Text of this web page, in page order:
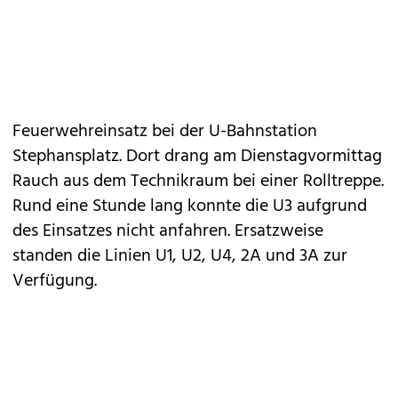
Feuerwehreinsatz bei der U-Bahnstation
Stephansplatz. Dort drang am Dienstagvormittag
Rauch aus dem Technikraum bei einer Rolltreppe.
Rund eine Stunde lang konnte die U3 aufgrund
des Einsatzes nicht anfahren. Ersatzweise
standen die Linien U1, U2, U4, 2A und 3A zur
Verfügung.